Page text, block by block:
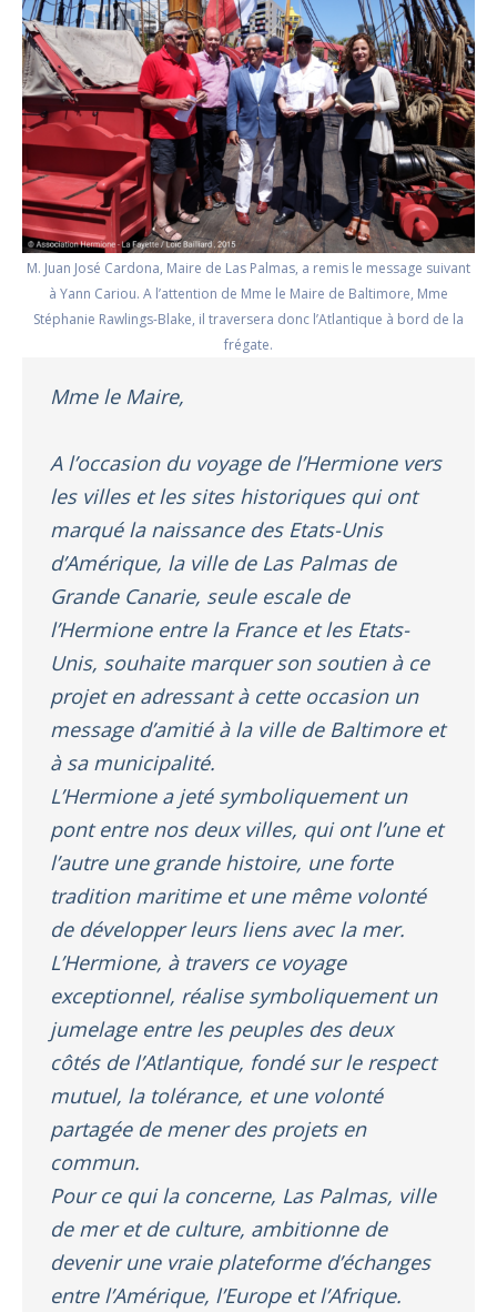
M. Juan José Cardona, Maire de Las Palmas, a remis le message suivant
à Yann Cariou. A l’attention de Mme le Maire de Baltimore, Mme
Stéphanie Rawlings-Blake, il traversera donc l’Atlantique à bord de la
frégate.
Mme le Maire,
A l’occasion du voyage de l’Hermione vers
les villes et les sites historiques qui ont
marqué la naissance des Etats-Unis
d’Amérique, la ville de Las Palmas de
Grande Canarie, seule escale de
l’Hermione entre la France et les Etats-
Unis, souhaite marquer son soutien à ce
projet en adressant à cette occasion un
message d’amitié à la ville de Baltimore et
à sa municipalité.
L’Hermione a jeté symboliquement un
pont entre nos deux villes, qui ont l’une et
l’autre une grande histoire, une forte
tradition maritime et une même volonté
de développer leurs liens avec la mer.
L’Hermione, à travers ce voyage
exceptionnel, réalise symboliquement un
jumelage entre les peuples des deux
côtés de l’Atlantique, fondé sur le respect
mutuel, la tolérance, et une volonté
partagée de mener des projets en
commun.
Pour ce qui la concerne, Las Palmas, ville
de mer et de culture, ambitionne de
devenir une vraie plateforme d’échanges
entre l’Amérique, l’Europe et l’Afrique.